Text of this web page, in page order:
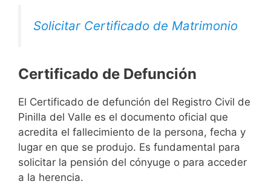
Solicitar Certificado de Matrimonio
Certificado de Defunción
El Certificado de defunción del Registro Civil de
Pinilla del Valle es el documento oficial que
acredita el fallecimiento de la persona, fecha y
lugar en que se produjo. Es fundamental para
solicitar la pensión del cónyuge o para acceder
a la herencia.